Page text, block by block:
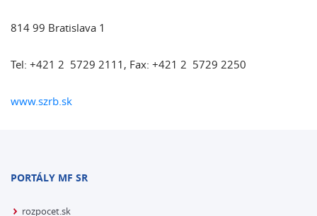
814 99 Bratislava 1
Tel: +421 2 5729 2111, Fax: +421 2 5729 2250
www.szrb.sk
PORTÁLY MF SR
rozpocet.sk